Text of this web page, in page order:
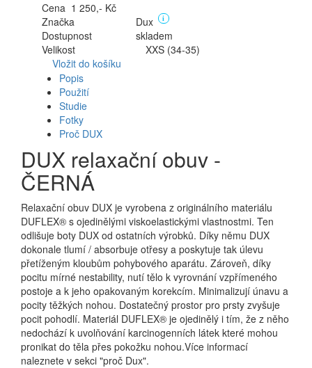
Cena 1 250,- Kč
Značka
Dux i
Dostupnost
skladem
Velikost
XXS (34-35)
Vložit do košíku
Popis
Použití
Studie
Fotky
Proč DUX
DUX relaxační obuv -
ČERNÁ
Relaxační obuv DUX je vyrobena z originálního materiálu
DUFLEX® s ojedinělými viskoelastickými vlastnostmi. Ten
odlišuje boty DUX od ostatních výrobků. Díky němu DUX
dokonale tlumí / absorbuje otřesy a poskytuje tak úlevu
přetíženým kloubům pohybového aparátu. Zároveň, díky
pocitu mírné nestability, nutí tělo k vyrovnání vzpřímeného
postoje a k jeho opakovaným korekcím. Minimalizují únavu a
pocity těžkých nohou. Dostatečný prostor pro prsty zvyšuje
pocit pohodlí. Materiál DUFLEX® je ojedinělý i tím, že z něho
nedochází k uvolňování karcinogenních látek které mohou
pronikat do těla přes pokožku nohou.Více informací
naleznete v sekci "proč Dux".